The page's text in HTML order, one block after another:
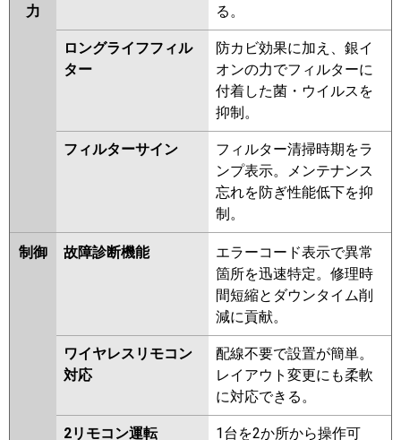
力
る。
ロングライフフィル
ター
防カビ効果に加え、銀イ
オンの力でフィルターに
付着した菌・ウイルスを
抑制。
フィルターサイン
フィルター清掃時期をラ
ンプ表示。メンテナンス
忘れを防ぎ性能低下を抑
制。
制御 故障診断機能
エラーコード表示で異常
箇所を迅速特定。修理時
間短縮とダウンタイム削
減に貢献。
ワイヤレスリモコン
対応
配線不要で設置が簡単。
レイアウト変更にも柔軟
に対応できる。
2リモコン運転
1台を2か所から操作可